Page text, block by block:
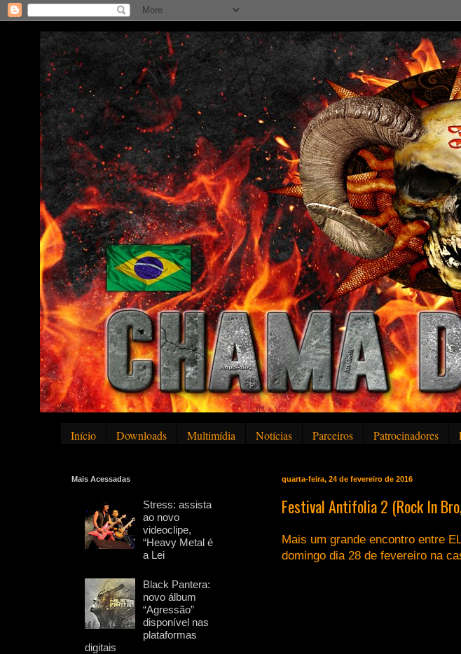
Início Downloads Multimídia Notícias Parceiros Patrocinadores
quarta-feira, 24 de fevereiro de 2016
Festival Antifolia 2 (Rock In
Mais um grande encontro entre
domingo dia 28 de fevereiro na
Mais Acessadas
Stress: assista
ao novo
videoclipe,
“Heavy Metal é
a Lei
Black Pantera:
novo álbum
“Agressão”
disponível nas
plataformas
digitais